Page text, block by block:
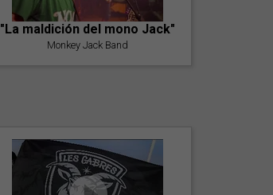
"La maldición del mono Jack"
Monkey Jack Band